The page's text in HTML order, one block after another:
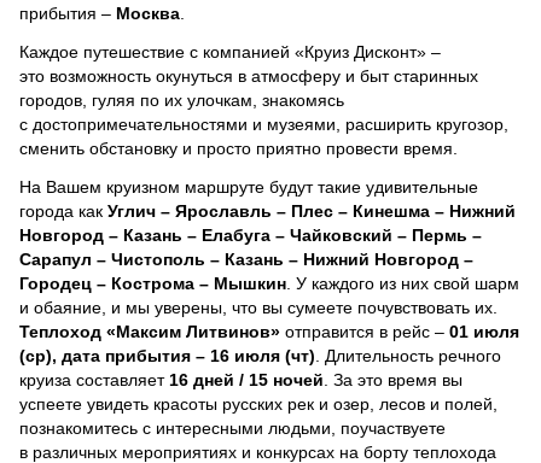
прибытия – Москва
Каждое путешествие с компанией «Круиз Дисконт» –
это возможность окунуться в атмосферу и быт старинных
городов, гуляя по их улочкам, знакомясь
с достопримечательностями и музеями, расширить кругозор,
сменить обстановку и просто приятно провести время.
На Вашем круизном маршруте будут такие удивительные
города как Углич – Ярославль – Плес – Кинешма – Нижний
Новгород – Казань – Елабуга – Чайковский – Пермь –
Сарапул – Чистополь – Казань – Нижний Новгород –
Городец – Кострома – Мышкин . У каждого из них свой шарм
и обаяние, и мы уверены, что вы сумеете почувствовать их.
Теплоход «Максим Литвинов» отправится в рейс – 01 июля
(ср), дата прибытия – 16 июля (чт) . Длительность речного
круиза составляет 16 дней / 15 ночей За это время вы
успеете увидеть красоты русских рек и озер, лесов и полей,
познакомитесь с интересными людьми, поучаствуете
в различных мероприятиях и конкурсах на борту теплохода